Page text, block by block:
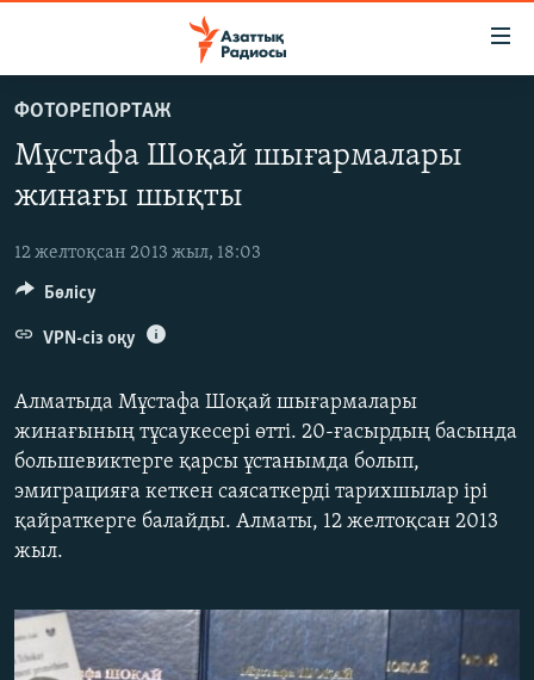
main
content
to
Navigation
Skip
Search
САЯСАТ
AZATTYQTV
ҚАҢТАР ОҚИҒАСЫ
АДАМ ҚҰҚЫҚТАРЫ
ӘЛЕУМЕТ
АРНАЙЫ ЖОБАЛАР
Русский
ЖАЗЫЛЫҢЫЗ
Басқа тілдерде
ФОТОРЕПОРТАЖ
Мұстафа Шоқай шығармалары
жинағы шықты
12 желтоқсан 2013 жыл, 18:03
Алматыда Мұстафа Шоқай шығармалары
жинағының тұсаукесері өтті. 20-ғасырдың басында
большевиктерге қарсы ұстанымда болып,
эмиграцияға кеткен саясаткерді тарихшылар ірі
қайраткерге балайды. Алматы, 12 желтоқсан 2013
жыл.
Бөлісу
VPN-сіз оқу